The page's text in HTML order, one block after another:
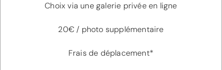
Choix via une galerie privée en ligne
20€ / photo supplémentaire
Frais de déplacement*